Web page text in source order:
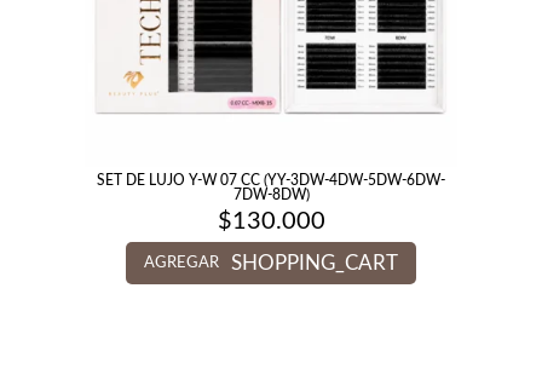
SET DE LUJO Y-W 07 CC (YY-3DW-4DW-5DW-6DW-
7DW-8DW)
$130.000
AGREGAR SHOPPING_CART